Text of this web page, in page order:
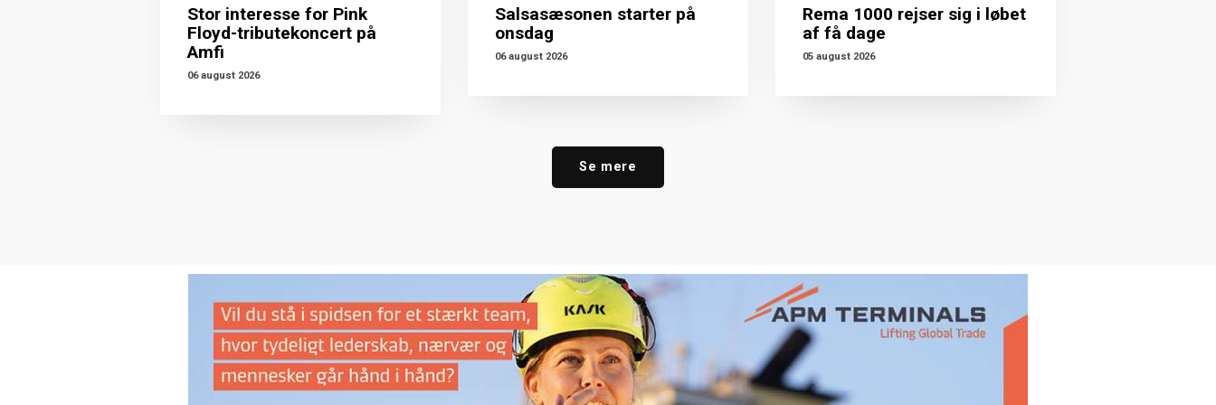
Stor interesse for Pink
Floyd-tributekoncert på
Amfi
06 august 2026
Salsasæsonen starter på
onsdag
06 august 2026
Rema 1000 rejser sig i løbet
af få dage
05 august 2026
Se mere